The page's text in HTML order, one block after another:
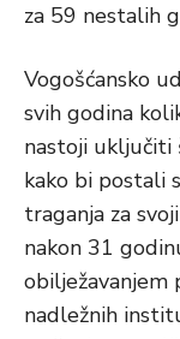
za 59 nestalih
Vogošćansko
svih godina
nastoji uključiti
kako bi postali
traganja za
nakon 31
obilježavanjem
nadležnih